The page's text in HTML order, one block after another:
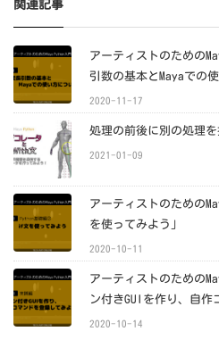
関連記事
アーティストのための
引数の基本とMayaでの
2020-11-17
処理の前後に別の処理
2021-01-09
アーティストのための
を使ってみよう」
2020-10-11
アーティストのための
ン付きGUIを作り、自作
2020-10-14